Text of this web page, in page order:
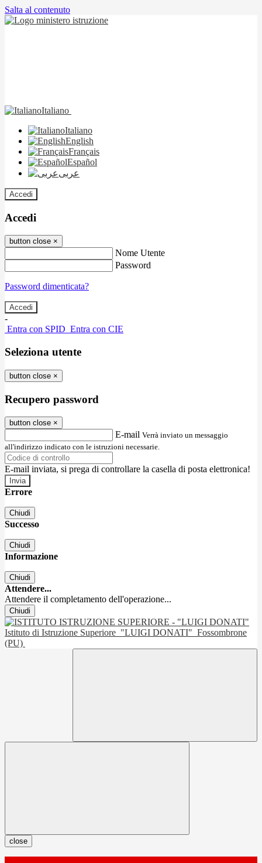
Salta al contenuto
Italiano
Italiano
English
Français
Español
عربى
Accedi
Accedi
button close ×
Nome Utente
Password
Password dimenticata?
-
Entra con SPID Entra con CIE
Seleziona utente
button close ×
Recupero password
button close ×
E-mail Verrà inviato un messaggio
all'indirizzo indicato con le istruzioni necessarie.
E-mail inviata, si prega di controllare la casella di posta elettronica!
Errore
Chiudi
Successo
Chiudi
Informazione
Chiudi
Attendere...
Attendere il completamento dell'operazione...
Chiudi
Istituto di Istruzione Superiore "LUIGI DONATI" Fossombrone
(PU)
close